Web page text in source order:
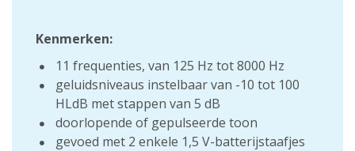
Kenmerken:
11 frequenties, van 125 Hz tot 8000 Hz
geluidsniveaus instelbaar van -10 tot 100
HLdB met stappen van 5 dB
doorlopende of gepulseerde toon
gevoed met 2 enkele 1,5 V-batterijstaafjes